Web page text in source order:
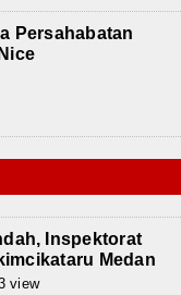
Persahabatan
Inspektorat
Medan
view